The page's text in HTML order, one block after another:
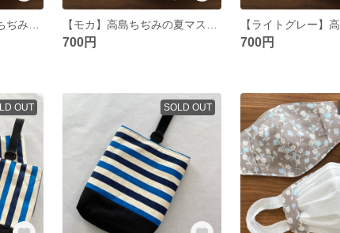
700円 700円
OUT SOLD OUT